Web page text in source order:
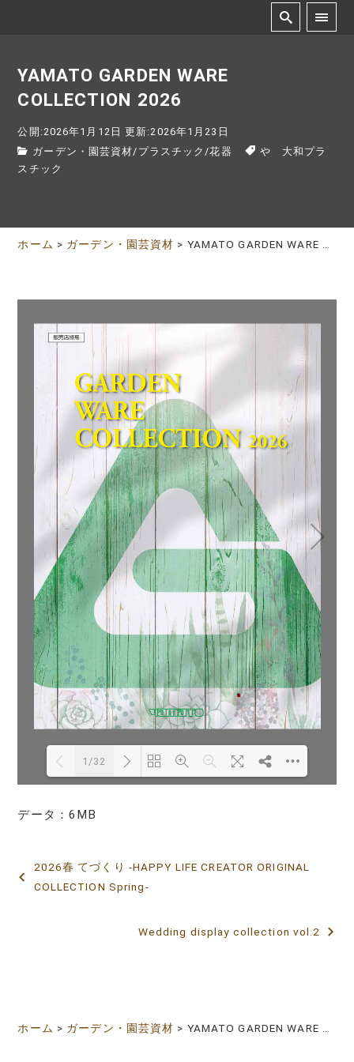
YAMATO GARDEN WARE
COLLECTION 2026
公開:2026年1月12日 更新:2026年1月23日
ガーデン・園芸資材/ プラスチック /花器
や 大和プラ
スチック
ホーム > ガーデン・園芸資材 > YAMATO GARDEN WARE COLLECTION 2026
1/32
データ：6MB
投2026春 てづくり -HAPPY LIFE CREATOR ORIGINAL
COLLECTION Spring-
Wedding display collection vol.2
ホーム > ガーデン・園芸資材 > YAMATO GARDEN WARE COLLECTION 2026